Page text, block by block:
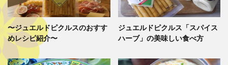
〜ジュエルドピクルスのおすす
めレシピ紹介〜
ジュエルドピクルス「スパイス
ハーブ」の美味しい食べ方